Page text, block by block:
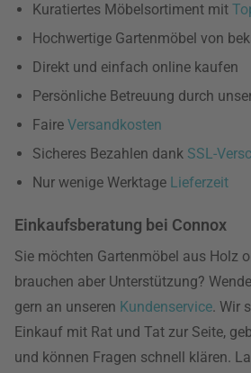
Kuratiertes Möbelsortiment mit
Hochwertige Gartenmöbel von
Direkt und einfach online kaufen
Persönliche Betreuung durch
Faire Versandkosten
Sicheres Bezahlen dank SSL-
Nur wenige Werktage Lieferzeit
Einkaufsberatung bei Connox
Sie möchten Gartenmöbel aus Holz
brauchen aber Unterstützung?
gern an unseren Kundenservice. Wir
Einkauf mit Rat und Tat zur Seite,
und können Fragen schnell klären.